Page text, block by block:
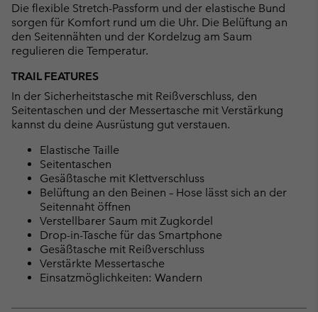
Die flexible Stretch-Passform und der elastische Bund
sorgen für Komfort rund um die Uhr. Die Belüftung an
den Seitennähten und der Kordelzug am Saum
regulieren die Temperatur.
TRAIL FEATURES
In der Sicherheitstasche mit Reißverschluss, den
Seitentaschen und der Messertasche mit Verstärkung
kannst du deine Ausrüstung gut verstauen.
Elastische Taille
Seitentaschen
Gesäßtasche mit Klettverschluss
Belüftung an den Beinen – Hose lässt sich an der
Seitennaht öffnen
Verstellbarer Saum mit Zugkordel
Drop-in-Tasche für das Smartphone
Gesäßtasche mit Reißverschluss
Verstärkte Messertasche
Einsatzmöglichkeiten: Wandern